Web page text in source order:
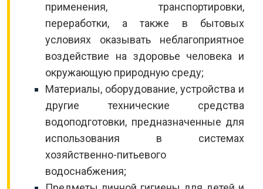
применения, транспортировки,
переработки, а также в бытовых
условиях оказывать неблагоприятное
воздействие на здоровье человека и
окружающую природную среду;
Материалы, оборудование, устройства и
другие технические средства
водоподготовки, предназначенные для
использования в системах
хозяйственно-питьевого
водоснабжения;